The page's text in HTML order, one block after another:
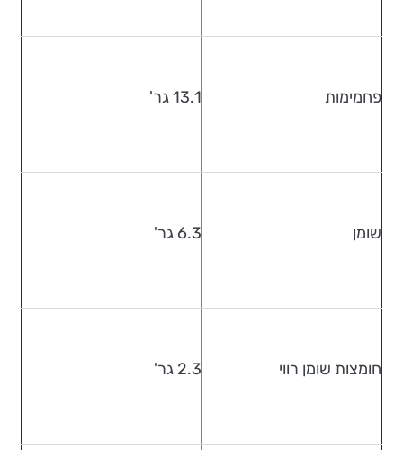
פחמימות 13.1 גר'
שומן 6.3 גר'
חומצות שומן רווי 2.3 גר'